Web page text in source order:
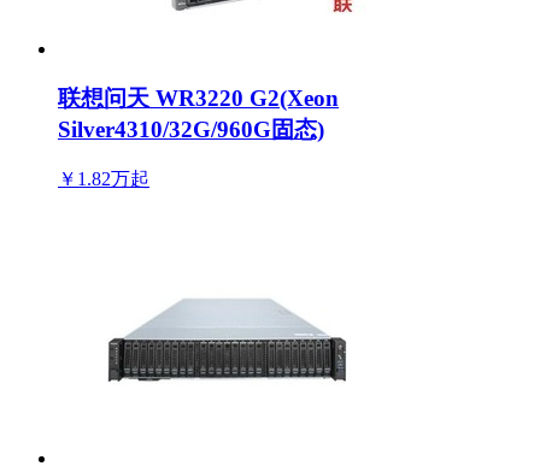
联想问天 WR3220 G2(Xeon
Silver4310/32G/960G固态)
￥1.82万起